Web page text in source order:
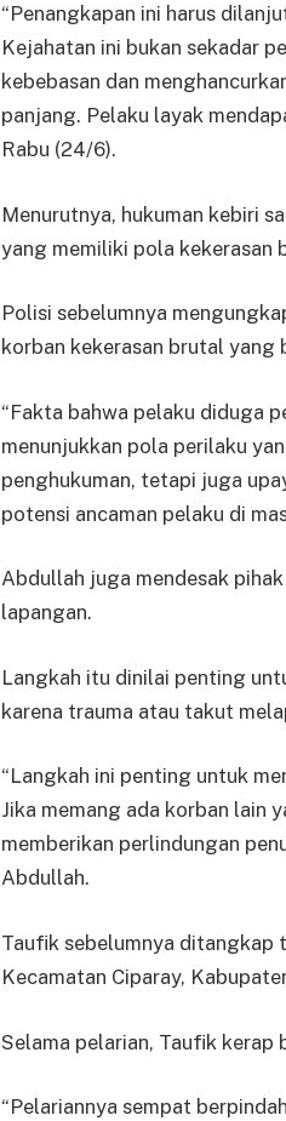
“Penangkapan ini harus
Kejahatan ini bukan sekadar
kebebasan dan
panjang. Pelaku layak
Rabu (24/6).
Menurutnya, hukuman kebiri
yang memiliki pola kekerasan
Polisi sebelumnya
korban kekerasan brutal yang
“Fakta bahwa pelaku diduga
menunjukkan pola perilaku
penghukuman, tetapi juga
potensi ancaman pelaku di
Abdullah juga mendesak
lapangan.
Langkah itu dinilai penting
karena trauma atau takut
“Langkah ini penting untuk
Jika memang ada korban lain
memberikan perlindungan
Abdullah.
Taufik sebelumnya ditangkap
Kecamatan Ciparay,
Selama pelarian, Taufik kerap
“Pelariannya sempat